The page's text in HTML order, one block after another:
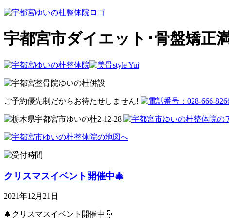
宇都宮市ダイエット･骨盤矯正
ご予約優先制だからお待たせしません!
クリスマスイベント開催中🎄
2021年12月21日
🎄クリスマスイベント開催中🎅